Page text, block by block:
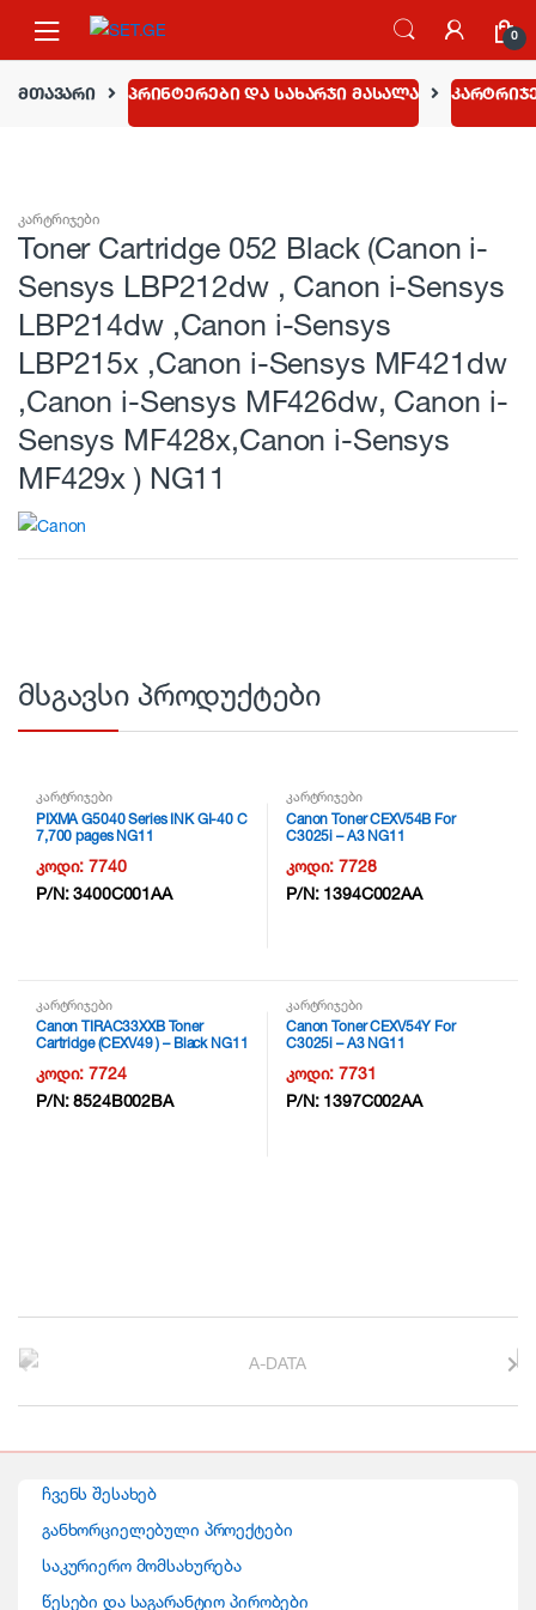
Skip to navigation
Skip to content
0
მთავარი პრინტერები და სახარჯი მასალა
კარტრიჯები
Toner Cartridge 052 Black (Canon i-
Sensys LBP212dw , Canon i-Sensys
LBP214dw ,Canon i-Sensys
LBP215x ,Canon i-Sensys MF421dw
,Canon i-Sensys MF426dw, Canon i-
Sensys MF428x,Canon i-Sensys
MF429x ) NG11
მსგავსი პროდუქტები
კარტრიჯები
PIXMA G5040 Series INK GI-40 C
7,700 pages NG11
კოდი:7740
P/N:3400C001AA
კარტრიჯები
Canon Toner CEXV54B For
C3025i – A3 NG11
კოდი:7728
P/N: 1394C002AA
კარტრიჯები
Canon TIRAC33XXB Toner
Cartridge (CEXV49 ) – Black NG11
კოდი:7724
P/N:8524B002BA
კარტრიჯები
Canon Toner CEXV54Y For
C3025i – A3 NG11
კოდი:7731
P/N: 1397C002AA
ჩვენს შესახებ
განხორციელებული პროექტები
საკურიერო მომსახურება
წესები და საგარანტიო პირობები